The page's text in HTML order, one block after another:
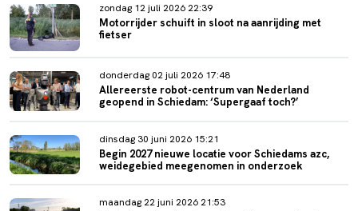
zondag 12 juli 2026 22:39
Motorrijder schuift in sloot na aanrijding met
fietser
donderdag 02 juli 2026 17:48
Allereerste robot-centrum van Nederland
geopend in Schiedam: ‘Supergaaf toch?’
dinsdag 30 juni 2026 15:21
Begin 2027 nieuwe locatie voor Schiedams azc,
weidegebied meegenomen in onderzoek
maandag 22 juni 2026 21:53